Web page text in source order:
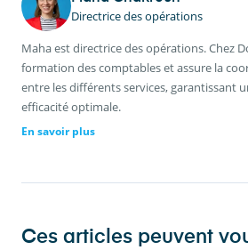
Directrice des opérations
Maha est directrice des opérations. Chez
formation des comptables et assure la
entre les différents services, garantissant
efficacité optimale.
En savoir plus
Ces articles peuvent